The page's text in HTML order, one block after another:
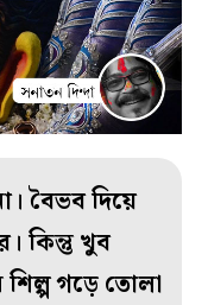
বৈভব দিয়ে
কিন্তু খুব
শিল্প গড়ে তোলা